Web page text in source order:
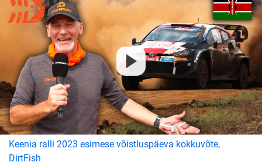
Keenia ralli 2023 esimese võistluspäeva kokkuvõte,
DirtFish